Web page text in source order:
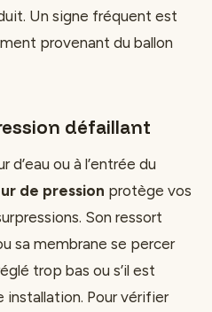
Un signe fréquent est
provenant du ballon
défaillant
ou à l’entrée du
de pression protège vos
Son ressort
sa membrane se percer
trop bas ou s’il est
Pour vérifier